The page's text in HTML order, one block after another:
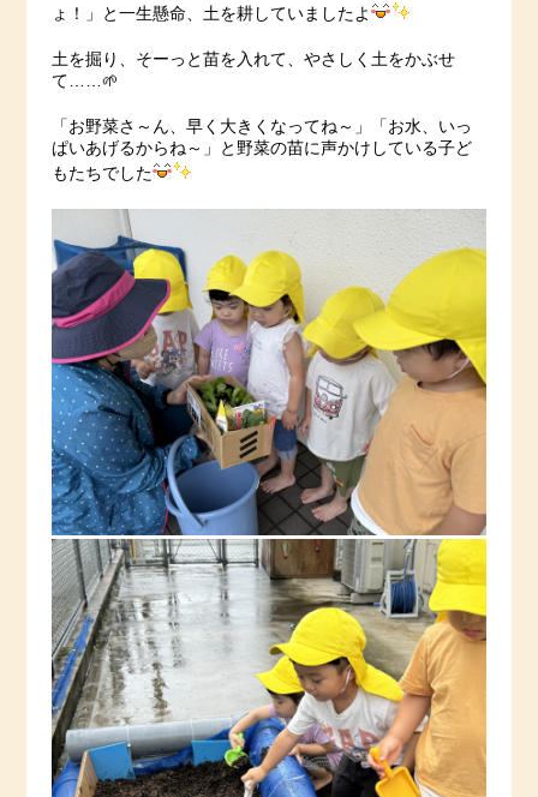
ょ！」と一生懸命、土を耕していましたよ
土を掘り、そーっと苗を入れて、やさしく土をかぶせ
て……🌱
「お野菜さ～ん、早く大きくなってね～」「お水、いっ
ぱいあげるからね～」と野菜の苗に声かけしている子ど
もたちでした